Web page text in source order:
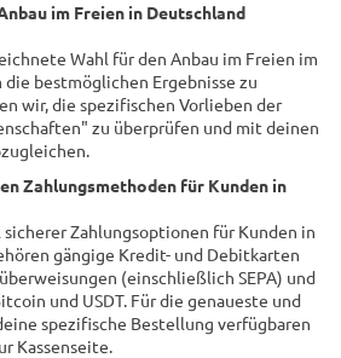
im Freien in Deutschland
Wahl für den Anbau im Freien im
die bestmöglichen Ergebnisse zu
wir, die spezifischen Vorlieben der
zu überprüfen und mit deinen
Zahlungsmethoden für Kunden in
Zahlungsoptionen für Kunden in
gängige Kredit- und Debitkarten
(einschließlich SEPA) und
und USDT. Für die genaueste und
spezifische Bestellung verfügbaren
Kassenseite.